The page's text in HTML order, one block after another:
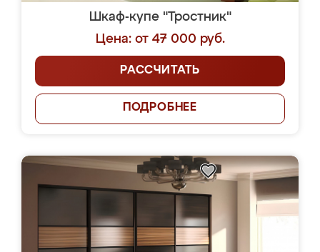
Шкаф-купе "Тростник"
Цена: от 47 000 руб.
РАССЧИТАТЬ
ПОДРОБНЕЕ